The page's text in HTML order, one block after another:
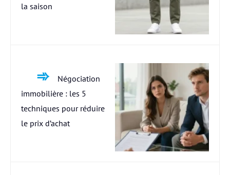
la saison
Négociation
immobilière : les 5
techniques pour réduire
le prix d’achat